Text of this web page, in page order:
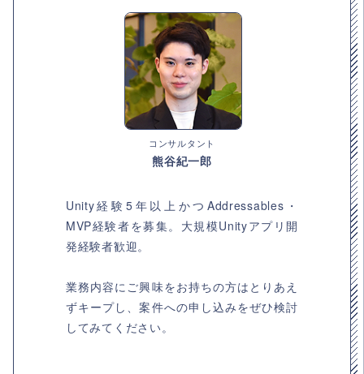
コンサルタント
熊谷紀一郎
Unity経験5年以上かつAddressables・
MVP経験者を募集。大規模Unityアプリ開
発経験者歓迎。
業務内容にご興味をお持ちの方はとりあえ
ずキープし、案件への申し込みをぜひ検討
してみてください。